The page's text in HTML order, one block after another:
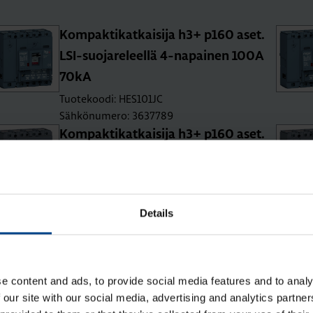
Details
content and ads, to provide social media features and to
site with our social media, advertising and analytics
Kom­pak­ti­kat­kai­si­ja h3+ p160 aset.
LSI-suo­ja­re­leel­lä 4-na­pai­nen 100A
70kA
Tuotekoodi: HES101JC
Sähkönumero: 3637789
Kom­pak­ti­kat­kai­si­ja h3+ p160 aset.
Tuotekoodi: HES041DC
Sähkönumero: 3637779
Kom­pak­ti­kat­kai­si­ja h3+ p160 aset.
70kA
Tuotekoodi: HES101DC